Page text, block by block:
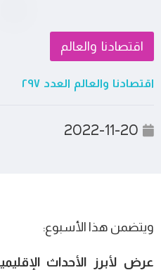
اقتصادنا والعالم
اقتصادنا والعالم العدد ٢٩٧
ويتضمن هذا الأسبوع:
عرض لأبرز الأحداث